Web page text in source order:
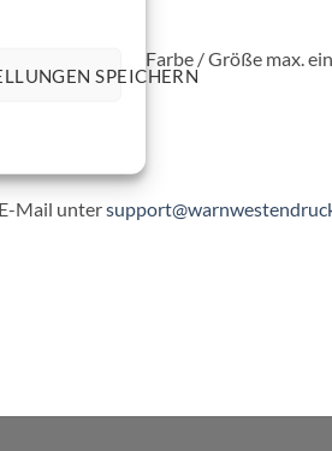
SPEICHERN
können Sie pro Farbe / Größe max.
Mail unter